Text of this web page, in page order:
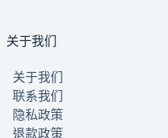
关于我们
关于我们
联系我们
隐私政策
退款政策